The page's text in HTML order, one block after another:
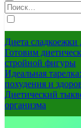
Найти:
Диета сладкоежки
Готовим
стройной фигуры
Идеальная
похудения и
Диетический
организма